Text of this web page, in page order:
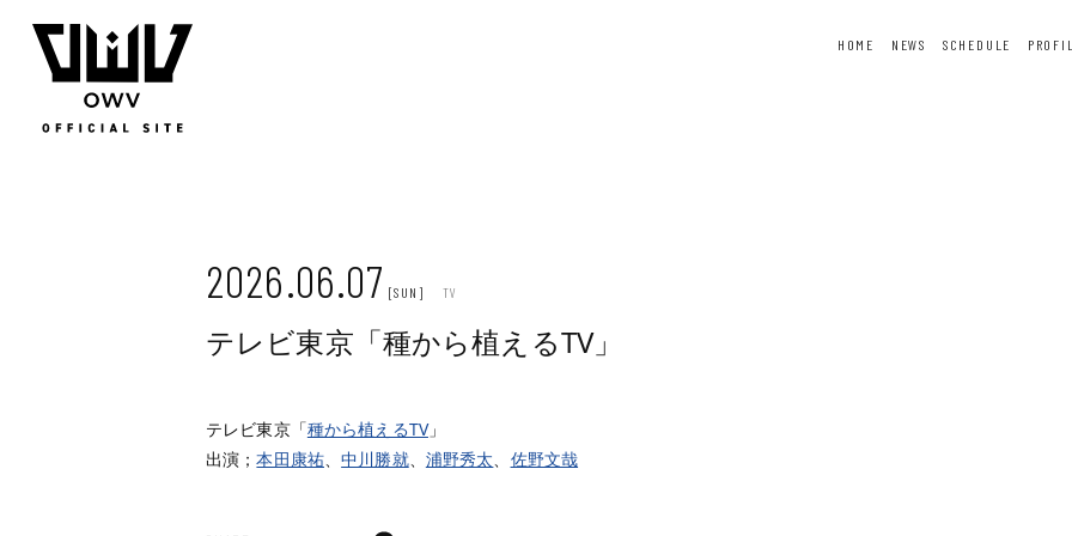
HOME NEWS SCHEDULE
2026.06.07 [SUN] TV
テレビ東京「種から植えるTV」
テレビ東京「種から植えるTV」
出演；本田康祐、中川勝就、 浦野秀太、 佐野文哉